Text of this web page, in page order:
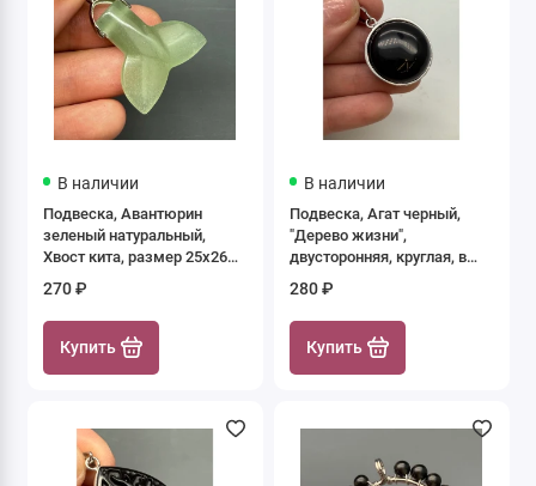
В наличии
Подвеска, Авантюрин
зеленый натуральный,
Хвост кита, размер 25х26
270 ₽
Купить
В наличии
Подвеска, Агат черный,
"Дерево жизни",
двусторонняя, круглая, в
цена за 1 шт.
280 ₽
Купить